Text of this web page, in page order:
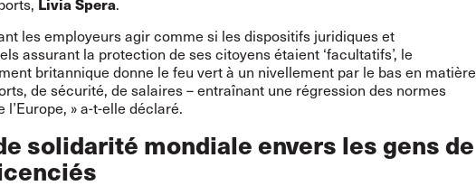
.
les employeurs agir comme si les dispositifs juridiques et
assurant la protection de ses citoyens étaient ‘facultatifs’, le
britannique donne le feu vert à un nivellement par le bas en matière
de sécurité, de salaires – entraînant une régression des normes
l’Europe, » a-t-elle déclaré.
solidarité mondiale envers les gens de